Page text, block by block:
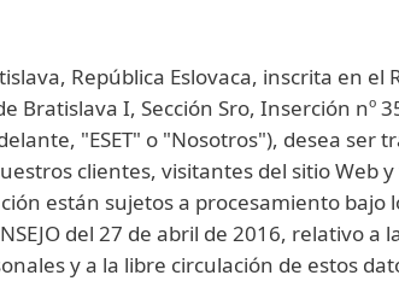
República Eslovaca, inscrita en el
Bratislava I, Sección Sro, Inserción nº
"ESET" o "Nosotros"), desea ser
clientes, visitantes del sitio Web y
están sujetos a procesamiento bajo
del 27 de abril de 2016, relativo a
y a la libre circulación de estos